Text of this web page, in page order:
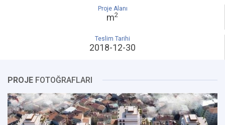
Proje Alanı
m2
Teslim Tarihi
2018-12-30
PROJE FOTOĞRAFLARI